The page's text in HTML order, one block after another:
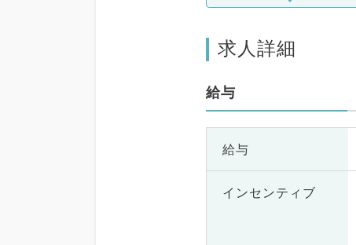
求人詳細
給与
給与
インセンティブ